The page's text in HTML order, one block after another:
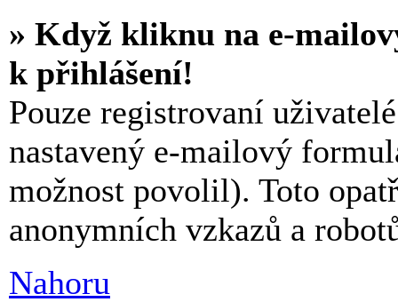
» Když kliknu na e-
k přihlášení!
Pouze registrovaní
nastavený e-mailový
možnost povolil). Toto
anonymních vzkazů a
Nahoru